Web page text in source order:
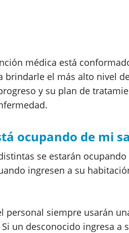
médica está
brindarle el más alto nivel
y su plan de
ocupando de mi
se estarán
ingresen a su
personal siempre usarán
un desconocido ingresa